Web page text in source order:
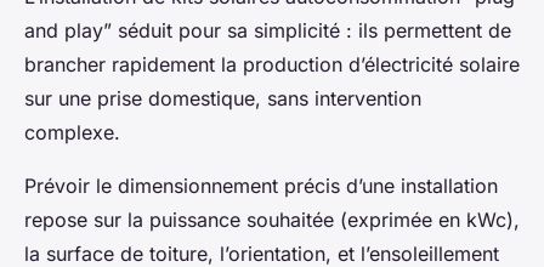
and play” séduit pour sa simplicité : ils permettent de
brancher rapidement la production d’électricité solaire
sur une prise domestique, sans intervention
complexe.
Prévoir le dimensionnement précis d’une installation
repose sur la puissance souhaitée (exprimée en kWc),
la surface de toiture, l’orientation, et l’ensoleillement